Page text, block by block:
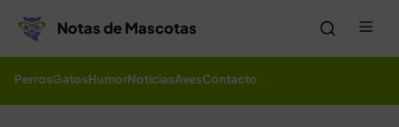
Notas de Mascotas
PerrosGatosHumorNoticiasAvesContacto